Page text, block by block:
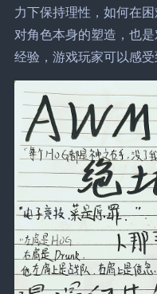
力下保持理性，如何在
对角色本身的塑造，也
经验，游戏玩家可以感受